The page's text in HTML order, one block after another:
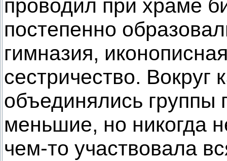
проводил при храме
постепенно
гимназия,
сестричество. Вокруг
объединялись
меньшие, но никогда
чем-то участвовала